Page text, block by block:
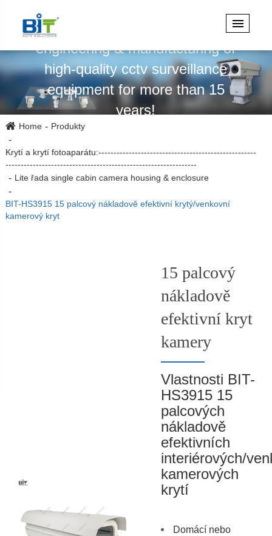
Specializuje se na design,
engineering & manufacturing of
high-quality cctv surveillance
equipment for more than 15
years!
Home Produkty
Krytí a krytí fotoaparátu:----------------------------------------------------
---------------------------------------------------------------
Lite řada single cabin camera housing & enclosure
BIT-HS3915 15 palcový nákladově efektivní krytý/venkovní
kamerový kryt
15 palcový
nákladově
efektivní kryt
kamery
Vlastnosti BIT-
HS3915 15
palcových
nákladově
efektivních
interiérových/
kamerových
krytí
Domácí nebo